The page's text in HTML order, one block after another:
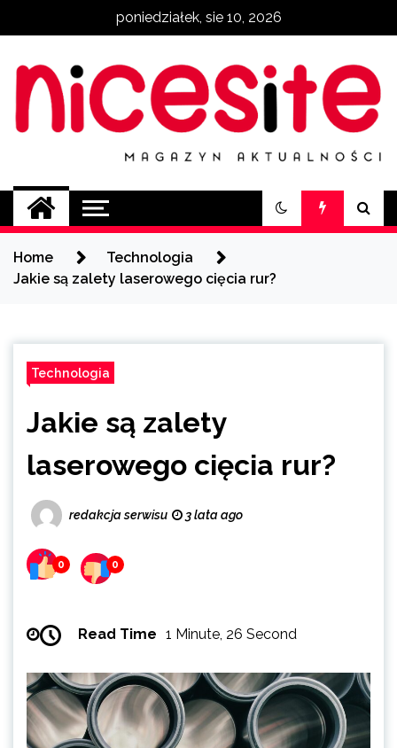
poniedziałek, sie 10, 2026
NiceSite.com.pl
magazyn aktualności
Home
Technologia
Jakie są zalety laserowego cięcia rur?
Technologia
Jakie są zalety
laserowego cięcia rur?
redakcja serwisu 3 lata ago
0 0
Read Time 1 Minute, 26 Second